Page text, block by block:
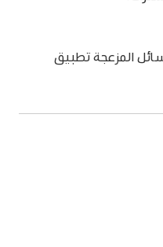
المزعجة تطبيق